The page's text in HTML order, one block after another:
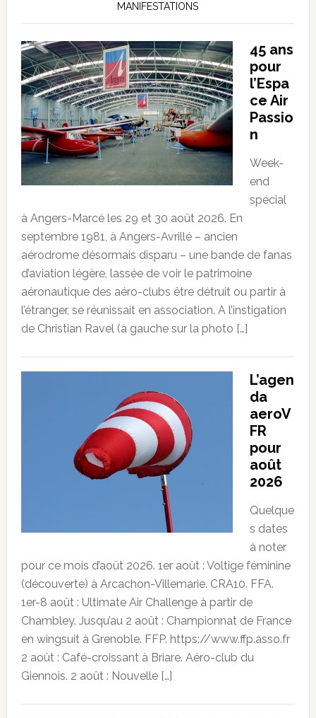
MANIFESTATIONS
45 ans
pour
l’Espa
ce Air
Passio
n
Week-
end
spécial
à Angers-Marcé les 29 et 30 août 2026. En
septembre 1981, à Angers-Avrillé – ancien
aérodrome désormais disparu – une bande de fanas
d’aviation légère, lassée de voir le patrimoine
aéronautique des aéro-clubs être détruit ou partir à
l’étranger, se réunissait en association. A l’instigation
de Christian Ravel (à gauche sur la photo […]
L’agen
da
aeroV
FR
pour
août
2026
Quelque
s dates
à noter
pour ce mois d’août 2026. 1er août : Voltige féminine
(découverte) à Arcachon-Villemarie. CRA10. FFA.
1er-8 août : Ultimate Air Challenge à partir de
Chambley. Jusqu’au 2 août : Championnat de France
en wingsuit à Grenoble. FFP. https://www.ffp.asso.fr
2 août : Café-croissant à Briare. Aéro-club du
Giennois. 2 août : Nouvelle […]